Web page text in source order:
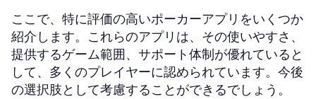
ここで、特に評価の高いポーカーアプリをいくつか
紹介します。これらのアプリは、その使いやすさ、
提供するゲーム範囲、サポート体制が優れていると
して、多くのプレイヤーに認められています。今後
の選択肢として考慮することができるでしょう。